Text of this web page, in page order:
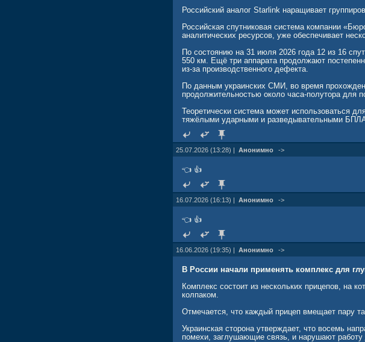
Российский аналог Starlink наращивает
Российская спутниковая система компании
аналитических ресурсов, уже обеспечивает
По состоянию на 31 июля 2026 года 12 из 16
550 км. Ещё три аппарата продолжают
из-за производственного дефекта.
По данным украинских СМИ, во время
продолжительностью около часа-полутора для
Теоретически система может использоваться
тяжёлыми ударными и разведывательными
25.07.2026 (13:28) | Анонимно ->
👈 👍
16.07.2026 (16:13) | Анонимно ->
👈 👍
16.06.2026 (19:35) | Анонимно ->
В России начали применять комплекс для
Комплекс состоит из нескольких прицепов, на
колпаком.
Отмечается, что каждый прицеп вмещает пару
Украинская сторона утверждает, что восемь
помехи, заглушающие связь, и нарушают